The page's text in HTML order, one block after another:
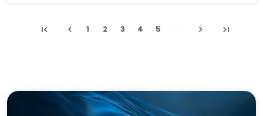
first_page chevron_left 1 2 3 4 5 ... chevron_right last_page